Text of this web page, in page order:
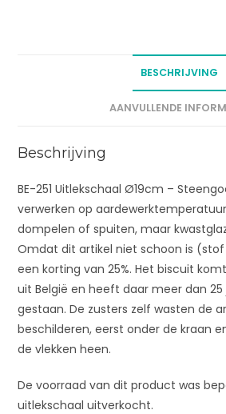
BESCHRIJVING
AANVULLENDE
Beschrijving
BE-251 Uitlekschaal Ø19cm –
verwerken op
dompelen of spuiten, maar
Omdat dit artikel niet schoon is (stof
een korting van 25%. Het biscuit
uit België en heeft daar meer dan
gestaan. De zusters zelf wasten de
beschilderen, eerst onder de kraan
de vlekken heen.
De voorraad van dit product was
uitlekschaal uitverkocht.